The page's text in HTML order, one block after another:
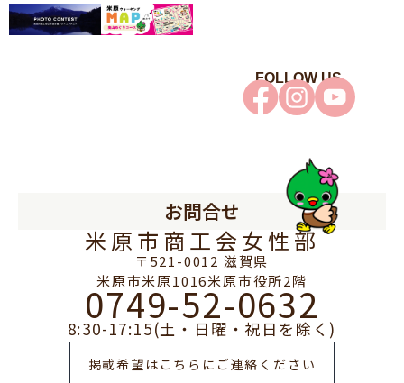
FOLLOW US
お問合せ
米原市商工会女性部
〒521-0012 滋賀県
米原市米原1016米原市役所2階
0749-52-0632
8:30-17:15(土・日曜・祝日を除く)
掲載希望はこちらにご連絡ください